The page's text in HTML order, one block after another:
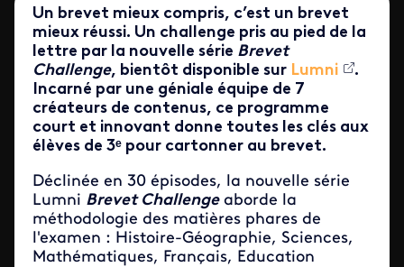
Un brevet mieux compris, c’est un brevet
mieux réussi. Un challenge pris au pied de la
lettre par la nouvelle série Brevet
Challenge, bientôt disponible sur Lumni
.
Incarné par une géniale équipe de 7
créateurs de contenus, ce programme
court et innovant donne toutes les clés aux
élèves de 3ᵉ pour cartonner au brevet.
Déclinée en 30 épisodes, la nouvelle série
Lumni Brevet Challengeaborde la
méthodologie des matières phares de
l'examen : Histoire-Géographie, Sciences,
Mathématiques, Français, Education